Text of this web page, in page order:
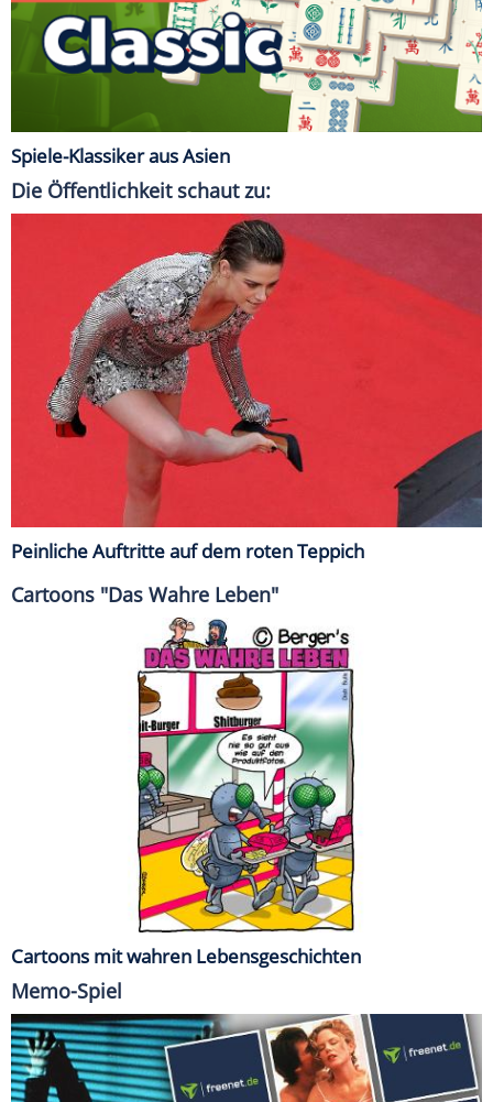
Spiele-Klassiker aus Asien
Die Öffentlichkeit schaut zu:
Peinliche Auftritte auf dem roten Teppich
Cartoons "Das Wahre Leben"
Cartoons mit wahren Lebensgeschichten
Memo-Spiel